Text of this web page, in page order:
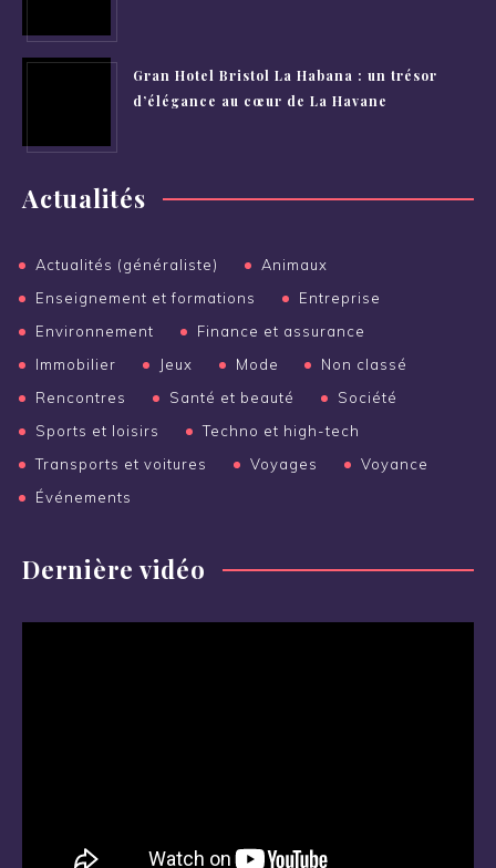
Gran Hotel Bristol La Habana : un trésor
d’élégance au cœur de La Havane
Actualités
Actualités (généraliste)
Animaux
Enseignement et formations
Entreprise
Environnement
Finance et assurance
Immobilier
Jeux Mode
Non classé
Rencontres
Santé et beauté
Société
Sports et loisirs
Techno et high-tech
Transports et voitures
Voyages
Voyance
Événements
Dernière vidéo